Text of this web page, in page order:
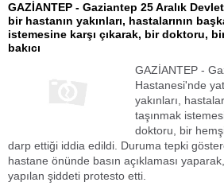
GAZİANTEP - Gaziantep 25 Aralık
bir hastanın yakınları, hastalarının
istemesine karşı çıkarak, bir doktoru,
bakıcı
GAZİANTEP -
Hastanesi'nde
yakınları,
taşınmak
doktoru, bir
darp ettiği iddia edildi. Duruma tepki
hastane önünde basın açıklaması
yapılan şiddeti protesto etti.